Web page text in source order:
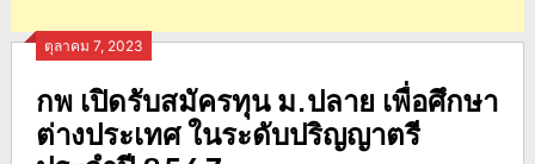
ตุลาคม 7, 2023
กพ เปิดรับสมัครทุน ม.ปลาย เพื่อศึกษา
ต่างประเทศ ในระดับปริญญาตรี